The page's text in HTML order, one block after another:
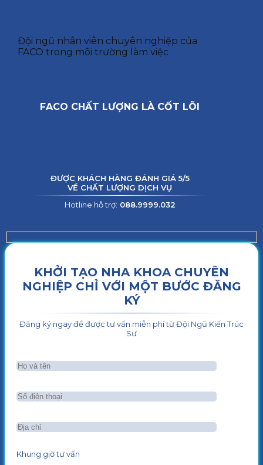
Đội ngũ nhân viên chuyên nghiệp của
FACO trong môi trường làm việc
FACO CHẤT LƯỢNG LÀ CỐT LÕI
ĐƯỢC KHÁCH HÀNG ĐÁNH GIÁ 5/5
VỀ CHẤT LƯỢNG DỊCH VỤ
Hotline hỗ trợ: 088.9999.032
KHỞI TẠO NHA KHOA CHUYÊN
NGHIỆP CHỈ VỚI MỘT BƯỚC ĐĂNG
KÝ
Đăng ký ngay để được tư vấn miễn phí từ Đội Ngũ Kiến Trúc
Sư
Khung giờ tư vấn